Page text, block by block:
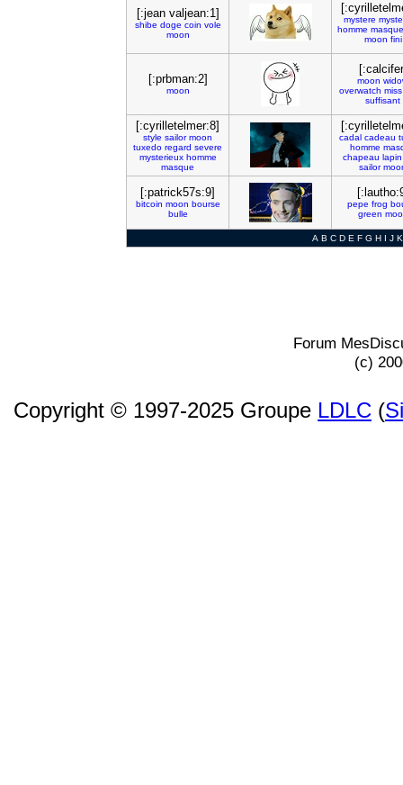
[:jean valjean:1]
shibe doge coin vole
moon
mystere
homme masque
moon fini
[:prbman:2]
moon
moon
overwatch miss
suffisant
[:cyrilletelmer:8]
style sailor moon
tuxedo regard severe
mysterieux homme
masque
cadal cadeau
homme
chapeau lapin
sailor
[:patrick57s:9]
bitcoin moon bourse
bulle
pepe frog
green
A B C D E F G H I J K
Forum
(c)
Copyright © 1997-2025 Groupe LDLC (